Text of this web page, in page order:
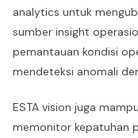
analytics untuk
sumber insight
pemantauan kondisi
mendeteksi anomali
ESTA vision juga
memonitor kepatuhan